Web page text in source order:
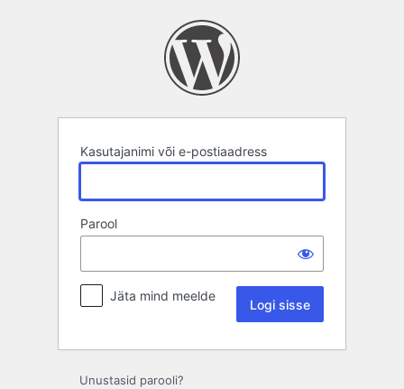
Kasutajanimi või e-postiaadress
Parool
Jäta mind meelde
Unustasid parooli?